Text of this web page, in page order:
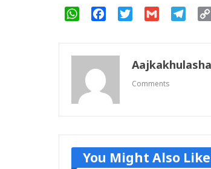
WhatsAppFacebookTwitter Gmail
Aajkakhulasha
Comments
You Might Also Like